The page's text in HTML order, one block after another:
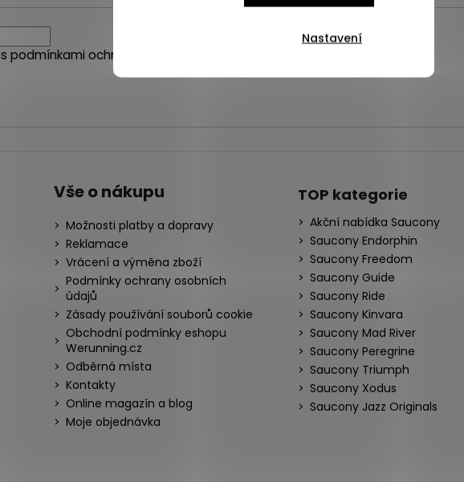
Nastavení
podmínkami ochrany osobních údajů
Vše o nákupu
Možnosti platby a dopravy
Reklamace
Vrácení a výměna zboží
Podmínky ochrany osobních
údajů
Zásady používání souborů cookie
Obchodní podmínky eshopu
Werunning.cz
Odběrná místa
Kontakty
Online magazín a blog
Moje objednávka
TOP kategorie
Akční nabídka Saucony
Saucony Endorphin
Saucony Freedom
Saucony Guide
Saucony Ride
Saucony Kinvara
Saucony Mad River
Saucony Peregrine
Saucony Triumph
Saucony Xodus
Saucony Jazz Originals